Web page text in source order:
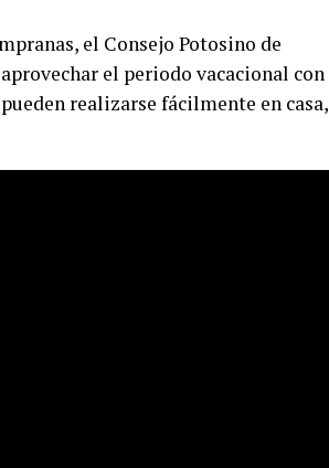
el Consejo Potosino de
el periodo vacacional con
realizarse fácilmente en casa,